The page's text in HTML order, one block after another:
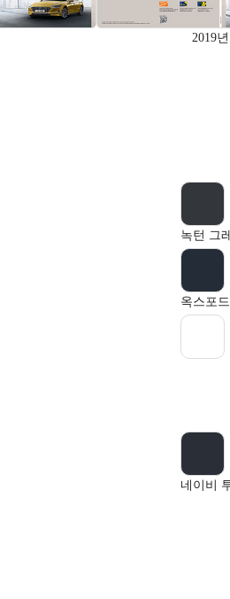
2019
녹턴 그
옥스포
네이비